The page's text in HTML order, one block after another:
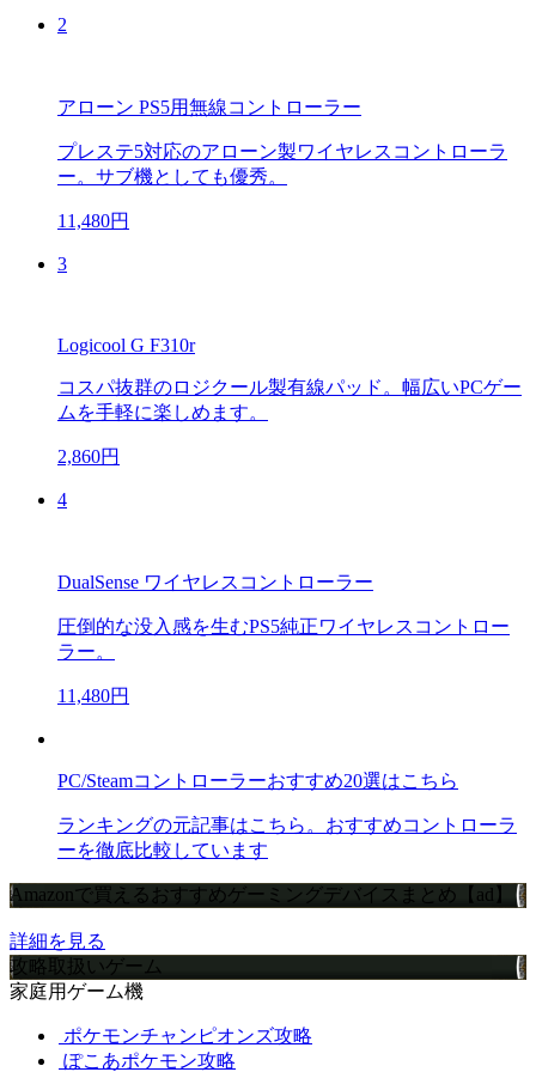
2
アローン PS5用無線コントローラー
プレステ5対応のアローン製ワイヤレスコントローラ
ー。サブ機としても優秀。
11,480円
3
Logicool G F310r
コスパ抜群のロジクール製有線パッド。幅広いPCゲー
ムを手軽に楽しめます。
2,860円
4
DualSense ワイヤレスコントローラー
圧倒的な没入感を生むPS5純正ワイヤレスコントロー
ラー。
11,480円
PC/Steamコントローラーおすすめ20選はこちら
ランキングの元記事はこちら。おすすめコントローラ
ーを徹底比較しています
Amazonで買えるおすすめゲーミングデバイスまとめ【ad】
詳細を見る
攻略取扱いゲーム
家庭用ゲーム機
ポケモンチャンピオンズ攻略
ぽこあポケモン攻略